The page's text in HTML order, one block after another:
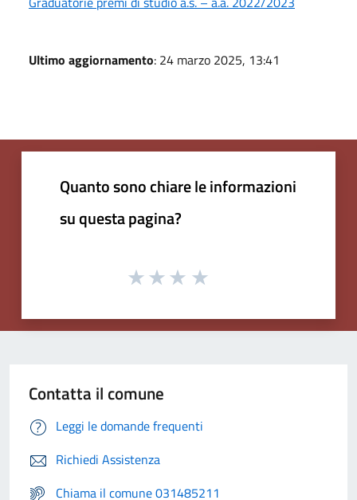
Ultimo aggiornamento: 24 marzo 2025, 13:41
Quanto sono chiare le informazioni
su questa pagina?
Contatta il comune
Leggi le domande frequenti
Richiedi Assistenza
Chiama il comune 031485211